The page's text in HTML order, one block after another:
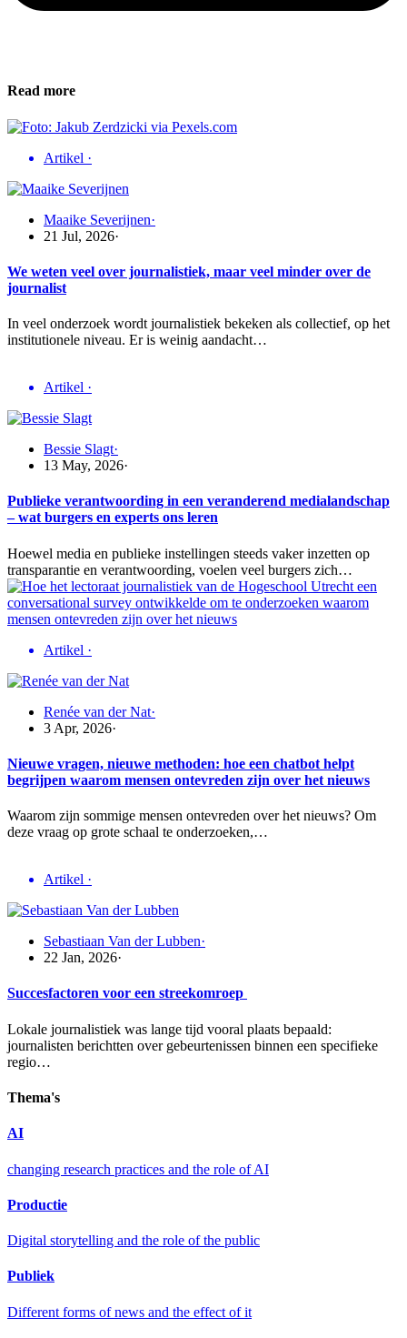
Read more
Artikel ·
Maaike Severijnen·
21 Jul, 2026·
We weten veel over journalistiek, maar veel minder over de
journalist
In veel onderzoek wordt journalistiek bekeken als collectief, op het
institutionele niveau. Er is weinig aandacht…
Artikel ·
Bessie Slagt·
13 May, 2026·
Publieke verantwoording in een veranderend medialandschap
– wat burgers en experts ons leren
Hoewel media en publieke instellingen steeds vaker inzetten op
transparantie en verantwoording, voelen veel burgers zich…
Artikel ·
Renée van der Nat·
3 Apr, 2026·
Nieuwe vragen, nieuwe methoden: hoe een chatbot helpt
begrijpen waarom mensen ontevreden zijn over het nieuws
Waarom zijn sommige mensen ontevreden over het nieuws? Om
deze vraag op grote schaal te onderzoeken,…
Artikel ·
Sebastiaan Van der Lubben·
22 Jan, 2026·
Succesfactoren voor een streekomroep
Lokale journalistiek was lange tijd vooral plaats bepaald:
journalisten berichtten over gebeurtenissen binnen een specifieke
regio…
Thema's
AI
changing research practices and the role of AI
Productie
Digital storytelling and the role of the public
Publiek
Different forms of news and the effect of it